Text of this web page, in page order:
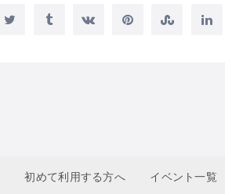
初めて利用する方へ イベント一覧